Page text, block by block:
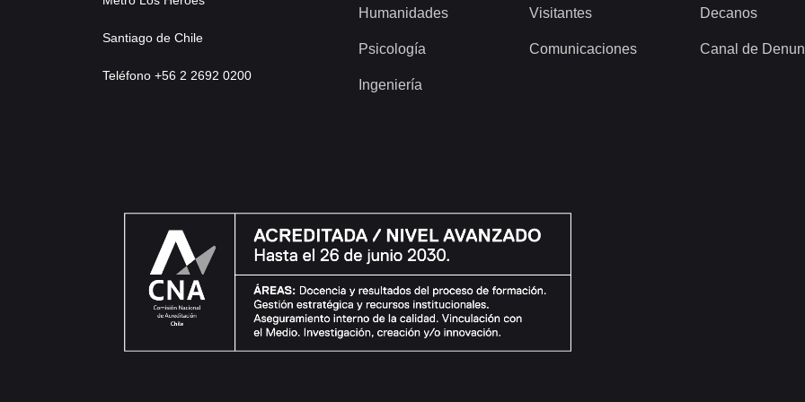
Santiago de Chile
Teléfono +56 2 2692 0200
Humanidades
Psicología
Ingeniería
Visitantes
Comunicaciones
Decanos
Canal de